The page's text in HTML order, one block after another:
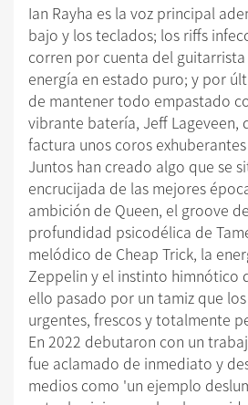
Ian Rayha es la voz principal
bajo y los teclados; los riffs
corren por cuenta del guitarrista
energía en estado puro; y por
de mantener todo empastado
vibrante batería, Jeff Lageveen,
factura unos coros
Juntos han creado algo que se
encrucijada de las mejores
ambición de Queen, el groove
profundidad psicodélica de
melódico de Cheap Trick, la
Zeppelin y el instinto himnótico
ello pasado por un tamiz que
urgentes, frescos y totalmente
En 2022 debutaron con un
fue aclamado de inmediato y
medios como 'un ejemplo